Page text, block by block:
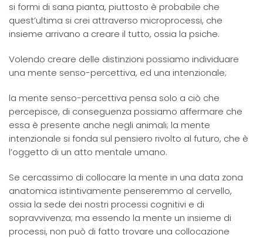
si formi di sana pianta, piuttosto è probabile che
quest’ultima si crei attraverso microprocessi, che
insieme arrivano a creare il tutto, ossia la psiche.
Volendo creare delle distinzioni possiamo individuare
una mente senso-percettiva, ed una intenzionale;
la mente senso-percettiva pensa solo a ciò che
percepisce, di conseguenza possiamo affermare che
essa è presente anche negli animali; la mente
intenzionale si fonda sul pensiero rivolto al futuro, che è
l’oggetto di un atto mentale umano.
Se cercassimo di collocare la mente in una data zona
anatomica istintivamente penseremmo al cervello,
ossia la sede dei nostri processi cognitivi e di
sopravvivenza; ma essendo la mente un insieme di
processi, non può di fatto trovare una collocazione